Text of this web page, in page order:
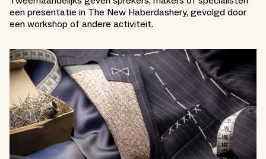
een presentatie in The New Haberdashery, gevolgd door
een workshop of andere activiteit.